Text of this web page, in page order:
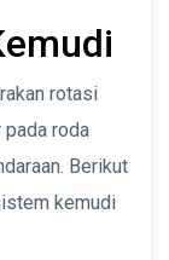
rotasi
pada roda
Berikut
kemudi